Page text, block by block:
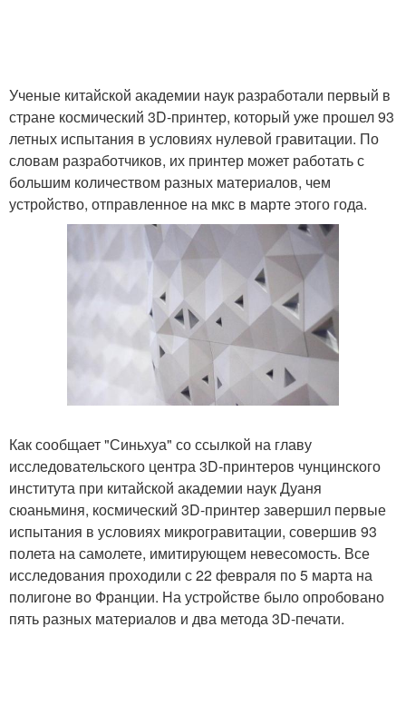
Ученые китайской академии наук разработали первый в
стране космический 3D-принтер, который уже прошел 93
летных испытания в условиях нулевой гравитации. По
словам разработчиков, их принтер может работать с
большим количеством разных материалов, чем
устройство, отправленное на мкс в марте этого года.
Как сообщает "Синьхуа" со ссылкой на главу
исследовательского центра 3D-принтеров чунцинского
института при китайской академии наук Дуаня
сюаньминя, космический 3D-принтер завершил первые
испытания в условиях микрогравитации, совершив 93
полета на самолете, имитирующем невесомость. Все
исследования проходили с 22 февраля по 5 марта на
полигоне во Франции. На устройстве было опробовано
пять разных материалов и два метода 3D-печати.